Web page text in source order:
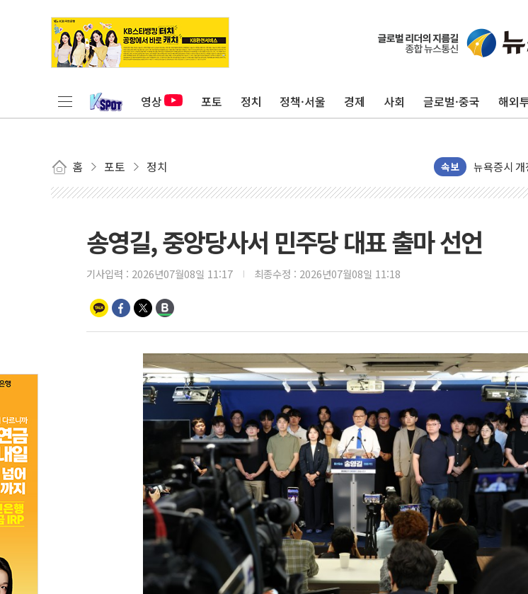
영상 포토 정치 정책·서울 경제 사회 글로벌·중국 해외
홈 포토 정치 속보
리투아니아
김정관 장
뉴욕증시
금값 7주 만
[인도증시]
러, 1인칭
[베트남
'월가의
양주 섬유
김정관 산
해군 1함대
[3보] 북,
우크라 드
동해해경,
주한미군 "
구미 폐염
해군과 함
송영길, 중앙당사서 민주당 대표 출마 선언
기사입력 : 2026년07월08일 11:17 최종수정 : 2026년07월08일 11:18